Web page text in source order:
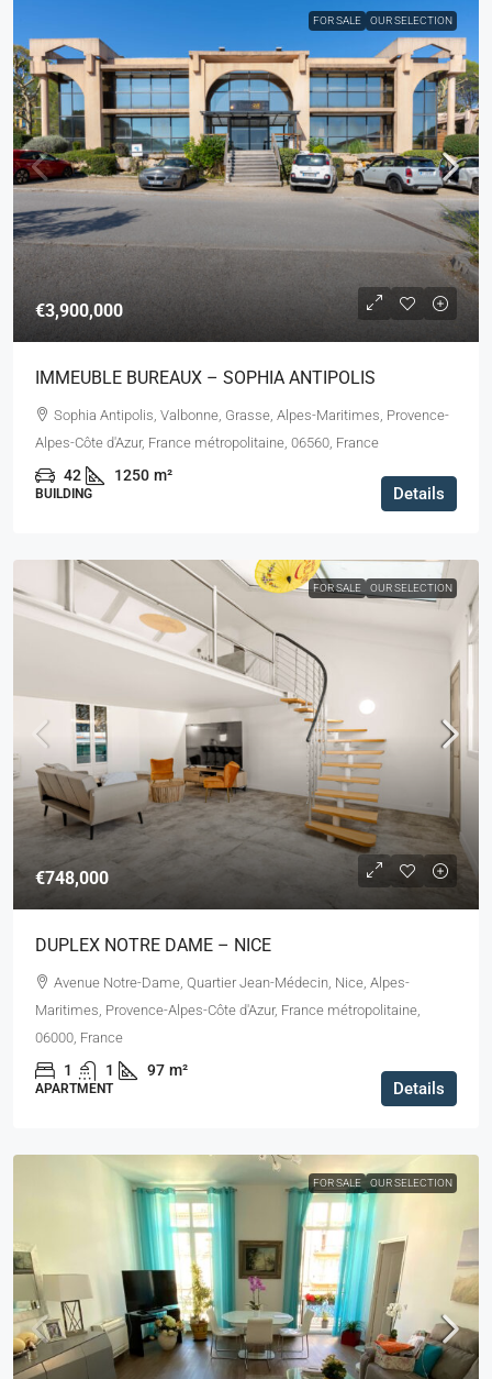
FOR SALE OUR SELECTION
€3,900,000
IMMEUBLE BUREAUX – SOPHIA ANTIPOLIS
Sophia Antipolis, Valbonne, Grasse, Alpes-Maritimes, Provence-
Alpes-Côte d'Azur, France métropolitaine, 06560, France
42 1250 m²
BUILDING Details
FOR SALE OUR SELECTION
€748,000
DUPLEX NOTRE DAME – NICE
Avenue Notre-Dame, Quartier Jean-Médecin, Nice, Alpes-
Maritimes, Provence-Alpes-Côte d'Azur, France métropolitaine,
06000, France
1 1 97 m²
APARTMENT Details
FOR SALE OUR SELECTION